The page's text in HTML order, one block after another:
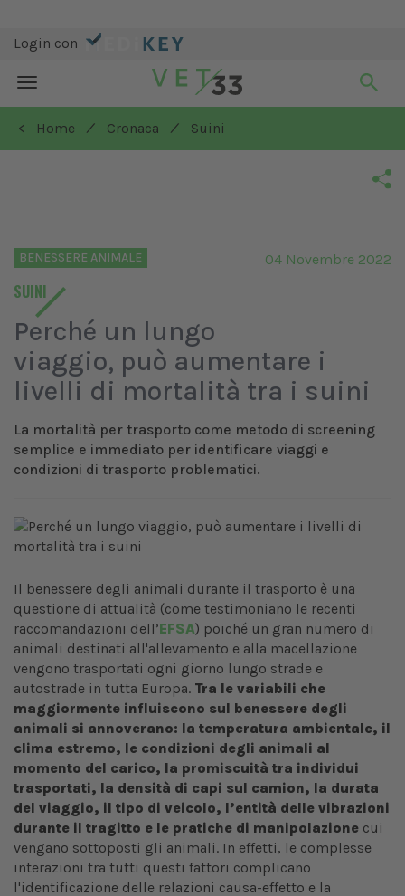
Login con
Toggle
navigation
< Home
/ Cronaca / Suini
BENESSERE ANIMALE
SUINI
04 Novembre 2022
Perché un lungo
viaggio, può aumentare i
livelli di mortalità tra i suini
La mortalità per trasporto come metodo di screening
semplice e immediato per identificare viaggi e
condizioni di trasporto problematici.
Il benessere degli animali durante il trasporto è una
questione di attualità (come testimoniano le recenti
raccomandazioni dell’EFSA) poiché un gran numero di
animali destinati all'allevamento e alla macellazione
vengono trasportati ogni giorno lungo strade e
autostrade in tutta Europa. Tra le variabili che
maggiormente influiscono sul benessere degli
animali si annoverano: la temperatura ambientale, il
clima estremo, le condizioni degli animali al
momento del carico, la promiscuità tra individui
trasportati, la densità di capi sul camion, la durata
del viaggio, il tipo di veicolo, l’entità delle vibrazioni
durante il tragitto e le pratiche di manipolazione cui
vengano sottoposti gli animali. In effetti, le complesse
interazioni tra tutti questi fattori complicano
l'identificazione delle relazioni causa-effetto e la